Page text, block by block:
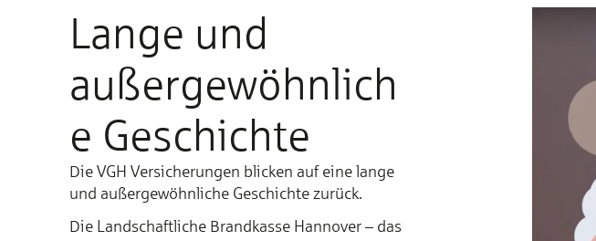
Lange und
außergewöhnlich
e Geschichte
Die VGH Versicherungen blicken auf eine lange
und außergewöhnliche Geschichte zurück.
Die Landschaftliche Brandkasse Hannover – das